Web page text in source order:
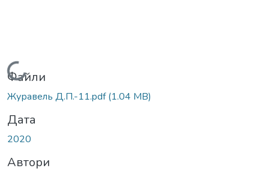
Вантажиться...
Файли
Журавель Д.П.-11.pdf(1.04 MB)
Дата
2020
Автори